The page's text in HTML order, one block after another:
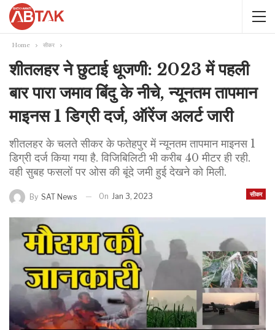
Home सीकर
शीतलहर ने छुटाई धूजणी: 2023 में पहली
बार पारा जमाव बिंदु के नीचे, न्यूनतम तापमान
माइनस 1 डिग्री दर्ज, ऑरेंज अलर्ट जारी
शीतलहर के चलते सीकर के फतेहपुर में न्यूनतम तापमान माइनस 1
डिग्री दर्ज किया गया है. विजिबिलिटी भी करीब 40 मीटर ही रही.
वही सुबह फसलों पर ओस की बूंदे जमी हुई देखने को मिली.
सीकर
By SAT News On Jan 3, 2023